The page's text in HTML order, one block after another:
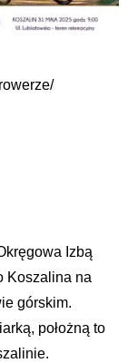
Izbą
Koszalina na
górskim.
położną to